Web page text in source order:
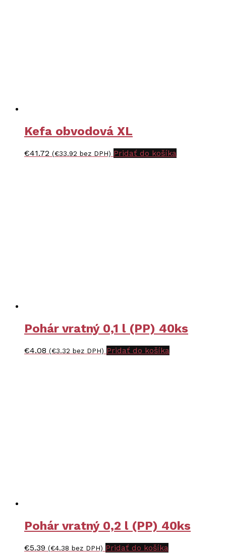
Kefa obvodová XL
€41.72 (€33.92 bez DPH) Pridať do košíka
Pohár vratný 0,1 l (PP) 40ks
€4.08 (€3.32 bez DPH) Pridať do košíka
Pohár vratný 0,2 l (PP) 40ks
€5.39 (€4.38 bez DPH) Pridať do košíka